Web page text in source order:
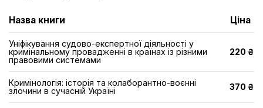
Назва книги Ціна
Уніфікування судово-експертної діяльності у
кримінальному провадженні в країнах із різними
правовими системами
220 ₴
Кримінологія: історія та колаборантно-воєнні
злочини в сучасній Україні
370 ₴